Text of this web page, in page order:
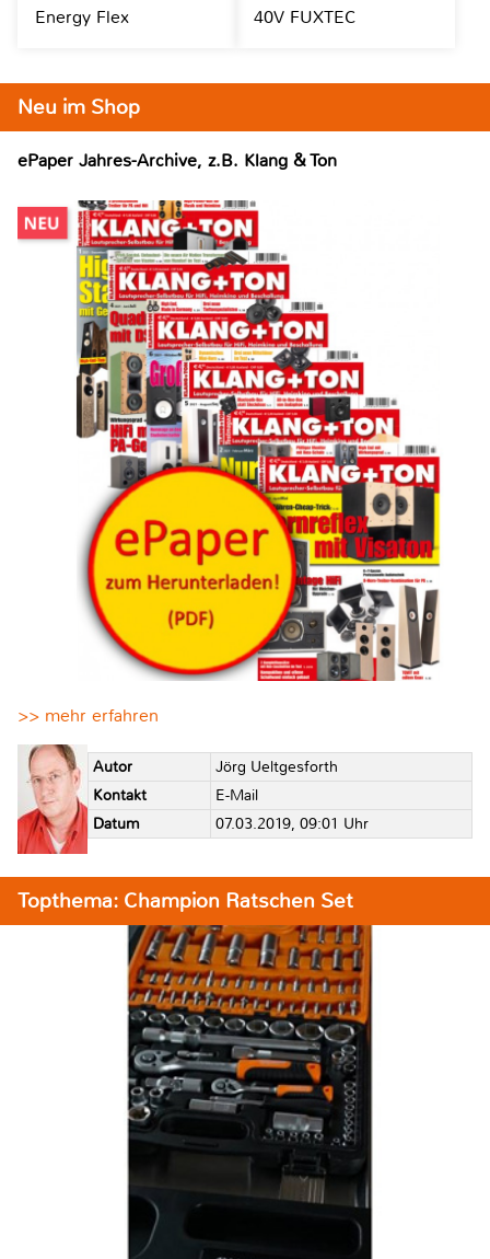
Neu im Shop
ePaper Jahres-Archive, z.B. Klang & Ton
>> mehr erfahren
Autor
Jörg Ueltgesforth
Kontakt
E-Mail
Datum
07.03.2019, 09:01 Uhr
Topthema: Champion Ratschen Set
Energy Flex
40V FUXTEC